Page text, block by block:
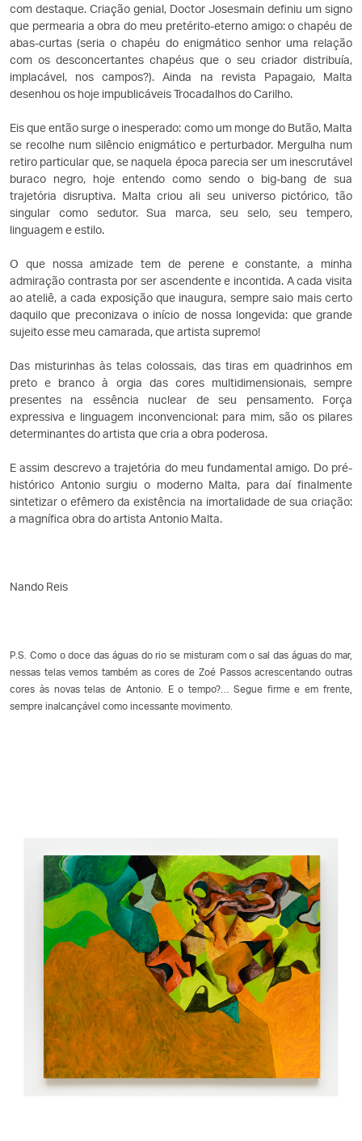
com destaque. Criação genial, Doctor Josesmain definiu um signo
que permearia a obra do meu pretérito-eterno amigo: o chapéu de
abas-curtas (seria o chapéu do enigmático senhor uma relação
com os desconcertantes chapéus que o seu criador distribuía,
implacável, nos campos?). Ainda na revista Papagaio, Malta
desenhou os hoje impublicáveis Trocadalhos do Carilho.
Eis que então surge o inesperado: como um monge do Butão, Malta
se recolhe num silêncio enigmático e perturbador. Mergulha num
retiro particular que, se naquela época parecia ser um inescrutável
buraco negro, hoje entendo como sendo o big-bang de sua
trajetória disruptiva. Malta criou ali seu universo pictórico, tão
singular como sedutor. Sua marca, seu selo, seu tempero,
linguagem e estilo.
O que nossa amizade tem de perene e constante, a minha
admiração contrasta por ser ascendente e incontida. A cada visita
ao ateliê, a cada exposição que inaugura, sempre saio mais certo
daquilo que preconizava o início de nossa longevida: que grande
sujeito esse meu camarada, que artista supremo!
Das misturinhas às telas colossais, das tiras em quadrinhos em
preto e branco à orgia das cores multidimensionais, sempre
presentes na essência nuclear de seu pensamento. Força
expressiva e linguagem inconvencional: para mim, são os pilares
determinantes do artista que cria a obra poderosa.
E assim descrevo a trajetória do meu fundamental amigo. Do pré-
histórico Antonio surgiu o moderno Malta, para daí finalmente
sintetizar o efêmero da existência na imortalidade de sua criação:
a magnífica obra do artista Antonio Malta.
Nando Reis
P.S. Como o doce das águas do rio se misturam com o sal das águas do mar,
nessas telas vemos também as cores de Zoé Passos acrescentando outras
cores às novas telas de Antonio. E o tempo?… Segue firme e em frente,
sempre inalcançável como incessante movimento.